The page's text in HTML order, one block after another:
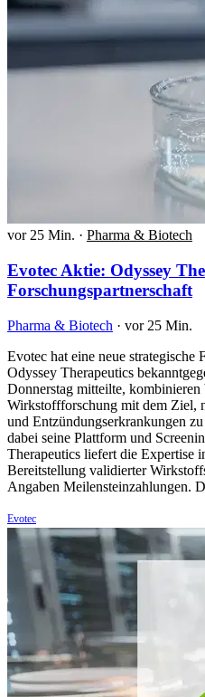
vor 25 Min. · Pharma & Biotech
Evotec Aktie: Odyssey
Forschungspartnerschaft
Pharma & Biotech · vor 25 Min.
Evotec hat eine neue strategische
Odyssey Therapeutics
Donnerstag mitteilte,
Wirkstoffforschung mit dem Ziel,
und Entzündungserkrankungen
dabei seine Plattform und
Therapeutics liefert die Expertise
Bereitstellung validierter
Angaben Meilensteinzahlungen.
Evotec